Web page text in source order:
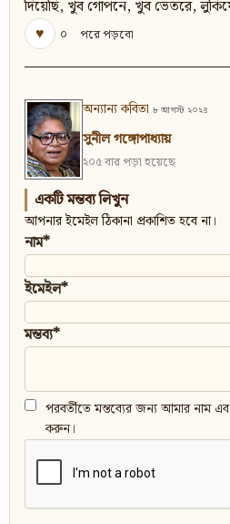
দিয়েছি, খুব গোপনে, খুব ভেতরে,
♥
০ পরে পড়বো
অন্যান্য কবিতা ৮ আগস্ট ২০২৪
সুনীল গঙ্গোপাধ্যায়
২০৫ বার পড়া হয়েছে
একটি মন্তব্য লিখুন
আপনার ইমেইল ঠিকানা প্রকাশিত হবে না।
নাম*
ইমেইল*
মন্তব্য*
পরবর্তীতে মন্তব্যের জন্য আমার নাম
করুন।